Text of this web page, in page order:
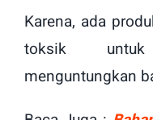
Karena, ada
toksik
menguntungkan